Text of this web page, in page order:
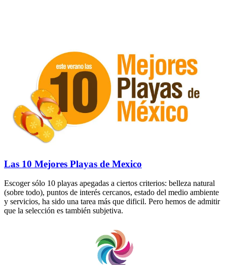
Las 10 Mejores Playas de Mexico
Escoger sólo 10 playas apegadas a ciertos criterios: belleza natural
(sobre todo), puntos de interés cercanos, estado del medio ambiente
y servicios, ha sido una tarea más que dificil. Pero hemos de admitir
que la selección es también subjetiva.